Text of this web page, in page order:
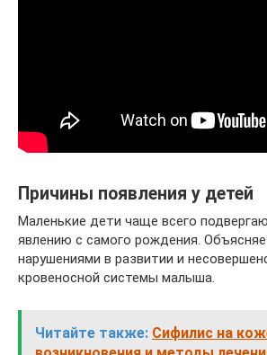
Причины появления у детей
Маленькие дети чаще всего
явлению с самого рождения.
нарушениями в развитии и
кровеносной системы малыша.
Читайте также: Сифилис на